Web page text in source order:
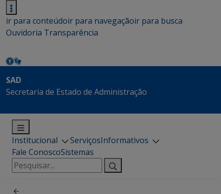
ir para conteúdoir para navegaçãoir para busca
Ouvidoria Transparência
SAD
Secretaria de Estado de Administração
Institucional ServiçosInformativos
Fale ConoscoSistemas
Pesquisar
por: